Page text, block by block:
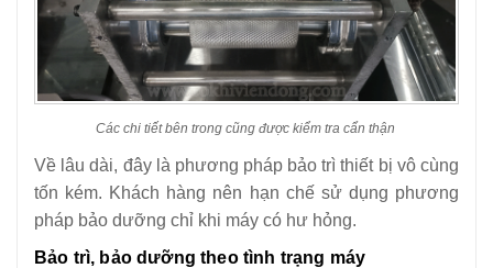
Các chi tiết bên trong cũng được kiểm tra cẩn thận
Về lâu dài, đây là phương pháp bảo trì thiết bị vô cùng
tốn kém. Khách hàng nên hạn chế sử dụng phương
pháp bảo dưỡng chỉ khi máy có hư hỏng.
Bảo trì, bảo dưỡng theo tình trạng máy